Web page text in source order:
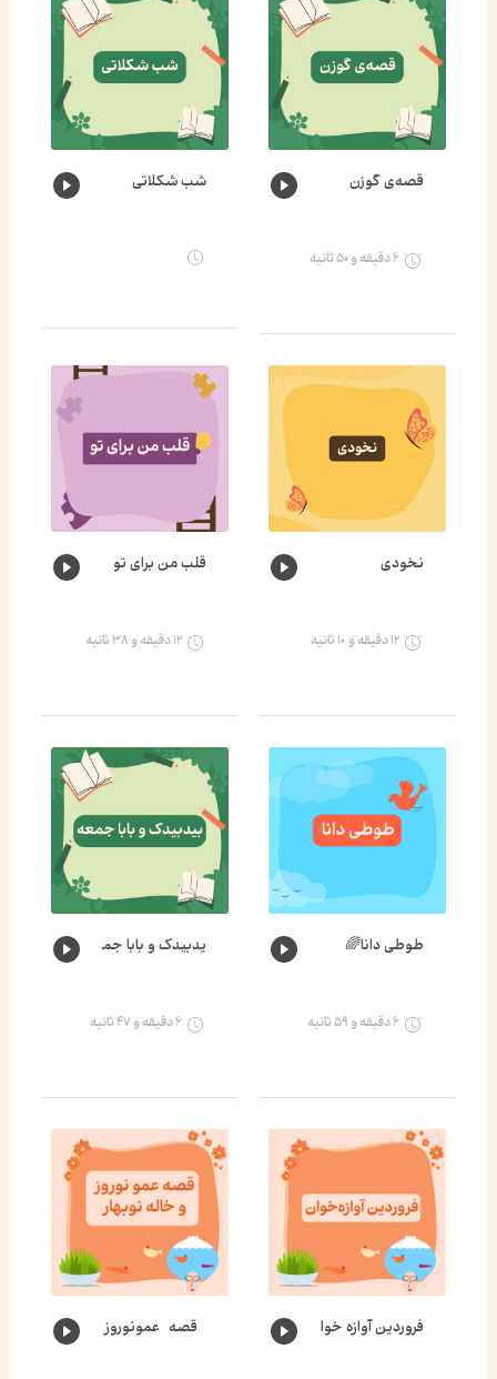
قصه‌ی گوزن
۶ دقیقه و ۵۰ ثانیه
شب شکلاتی
نخودی
۱۲ دقیقه و ۱۰ ثانیه
قلب من برای تو
۱۲ دقیقه و ۳۸ ثانیه
طوطی دانا🌈
۶ دقیقه و ۵۹ ثانیه
یدبیدک و بابا جمعه🐛🌈
۶ دقیقه و ۴۷ ثانیه
فروردین آوازه خوان🌸 قصه عمونوروز و خاله نوبهار🌺